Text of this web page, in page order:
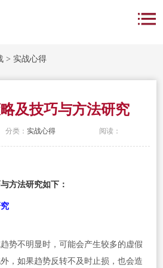
> 实战心得
及技巧与方法研究
分类： 实战心得 阅读：
方法研究如下：
势不明显时，可能会产生较多的虚假
，如果趋势反转不及时止损，也会造